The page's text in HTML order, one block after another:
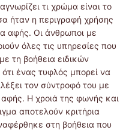
τι χρώμα είναι το
ήταν η περιγραφή χρήσης
αφής. Οι άνθρωποι με
όλες τις υπηρεσίες που
τη βοήθεια ειδικών
ένας τυφλός μπορεί να
τον σύντροφό του με
Η χροιά της φωνής και
αποτελούν κριτήρια
στη βοήθεια που